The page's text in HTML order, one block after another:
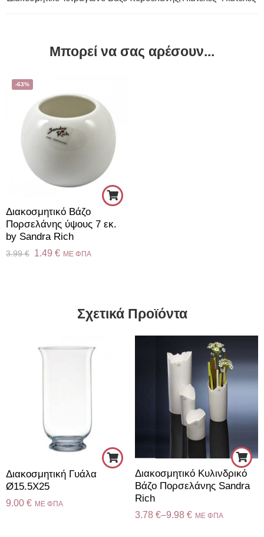
Μπορεί να σας αρέσουν...
-63%
Διακοσμητικό Βάζο
Πορσελάνης ύψους 7 εκ.
by Sandra Rich
3.99€ 1.49 € ME ΦΠΑ
Σχετικά Προϊόντα
Διακοσμητική Γυάλα
Ø15.5X25
9.00 € ME ΦΠΑ
Ύψος: 22 εκ
Διακοσμητικό Κυλινδρικό
Βάζο Πορσελάνης Sandra
Rich
3.78 €–9.98 € ME ΦΠΑ